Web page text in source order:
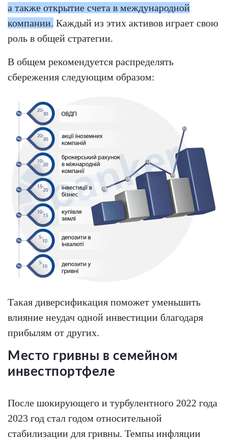
а также открытие счета в международной
компании. Каждый из этих активов играет свою
роль в общей стратегии.
В общем рекомендуется распределять
сбережения следующим образом:
Такая диверсификация поможет уменьшить
влияние неудач одной инвестиции благодаря
прибылям от других.
Место гривны в семейном
инвестпортфеле
После шокирующего и турбулентного 2022 года
2023 год стал годом относительной
стабилизации для гривны. Темпы инфляции